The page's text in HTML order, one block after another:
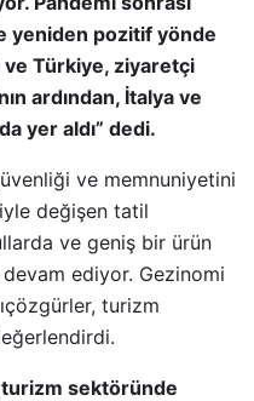
yeniden pozitif yönde
ve Türkiye, ziyaretçi
ardından, İtalya ve
yer aldı” dedi.
ve memnuniyetini
değişen tatil
ve geniş bir ürün
ediyor. Gezinomi
turizm
turizm sektöründe